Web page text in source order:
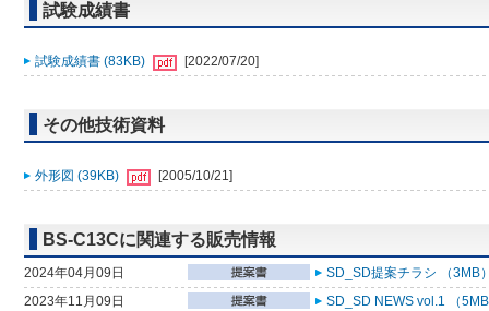
試験成績書
試験成績書 (83KB) [2022/07/20]
その他技術資料
外形図 (39KB) [2005/10/21]
BS-C13Cに関連する販売情報
2024年04月09日
SD_SD提案チラシ （3MB
2023年11月09日
SD_SD NEWS vol.1 （